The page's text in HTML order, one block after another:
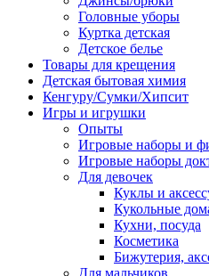
Головные уборы
Куртка детская
Детское белье
Товары для крещения
Детская бытовая химия
Кенгуру/Сумки/Хипсит
Игры и игрушки
Опыты
Игровые наборы и
Игровые наборы
Для девочек
Куклы и
Кукольные
Кухни, посуда
Косметика
Бижутерия,
Для мальчиков